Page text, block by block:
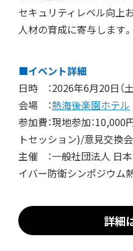
セキュリティレベル向上
人材の育成に寄与します。
■イベント詳細
日時 ：2026年6月20日（土
会場 ：熱海後楽園ホテル
参加費：現地参加：
トセッション)/意見交換
主催 ：一般社団法人 日
イバー防衛シンポジウム
詳細